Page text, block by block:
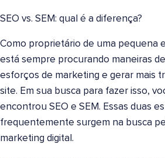
SEO vs. SEM: qual é a diferença?
Como proprietário de uma pequena
está sempre procurando maneiras
esforços de marketing e gerar mais
site. Em sua busca para fazer isso,
encontrou SEO e SEM. Essas duas
frequentemente surgem na busca
marketing digital.